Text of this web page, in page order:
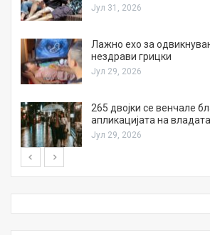
Јул 31, 2026
Лажно ехо за
нездрави грицки
Јул 29, 2026
265 двојки се венчале
апликацијата на
Јул 29, 2026